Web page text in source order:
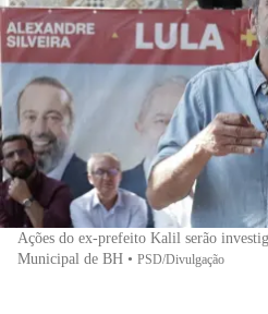
Ações do ex-prefeito Kalil serão
Municipal de BH • PSD/Divulgação